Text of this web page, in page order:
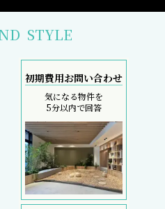
STYLE
初期費用お問い合わせ
気になる物件を
5分以内で回答